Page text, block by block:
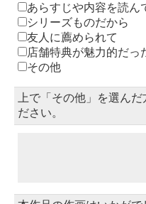
あらすじや内容を読ん
シリーズものだから
友人に薦められて
店舗特典が魅力的だっ
その他
上で「その他」を選ん
ださい。